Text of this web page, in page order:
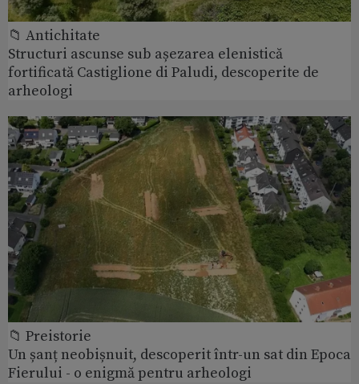
📁 Antichitate
Structuri ascunse sub așezarea elenistică
fortificată Castiglione di Paludi, descoperite de
arheologi
📁 Preistorie
Un șanț neobișnuit, descoperit într-un sat din Epoca
Fierului - o enigmă pentru arheologi